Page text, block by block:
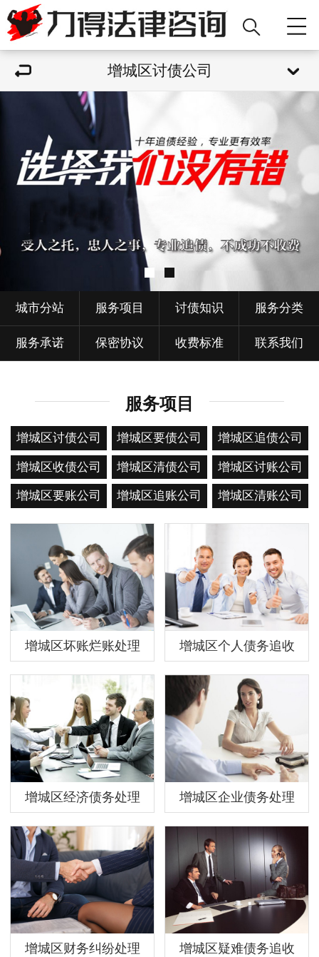
增城区讨债公司
城市分站 服务项目 讨债知识 服务分类
服务承诺 保密协议 收费标准 联系我们
服务项目
增城区讨债公司 增城区要债公司 增城区追债公司
增城区收债公司 增城区清债公司 增城区讨账公司
增城区要账公司 增城区追账公司 增城区清账公司
增城区坏账烂账处理 增城区个人债务追收
增城区经济债务处理 增城区企业债务处理
增城区财务纠纷处理 增城区疑难债务追收